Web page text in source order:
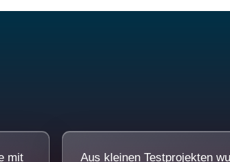
mit
Aus kleinen Testprojekten